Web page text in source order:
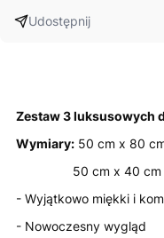
Udostępnij
Zestaw 3 luksusowych
Wymiary: 50 cm x 80
50 cm x 40 cm - 2
- Wyjątkowo miękki i
- Nowoczesny wygląd